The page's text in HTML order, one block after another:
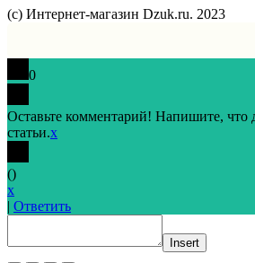
(с) Интернет-магазин Dzuk.ru. 2023
0
Оставьте комментарий! Напишите, что
статьи.x
()
x
| Ответить
Insert